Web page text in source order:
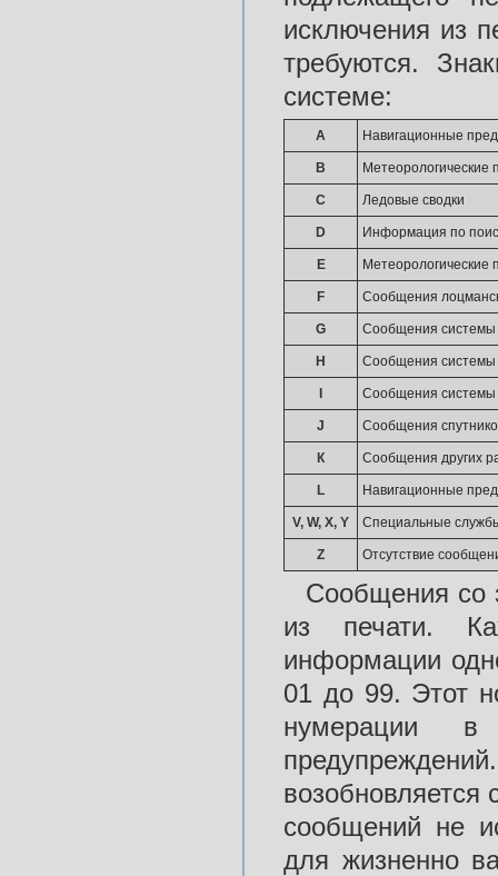
исключения из
требуются.
системе:
А Навигационные
В Метеорологические
С Ледовые сводки
D Информация по
Е Метеорологические
F Сообщения
G Сообщения
Н Сообщения
Сообщения
J Сообщения
К Сообщения других
L Навигационные
V, W, X, Y Специальные
Z Отсутствие
Сообщения со
из печати.
информации
01 до 99. Этот
нумерации в
сообщений не
для жизненно